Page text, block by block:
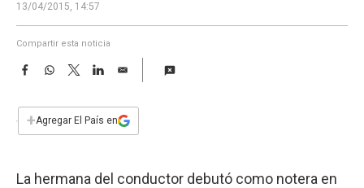
e
13/04/2015, 14:57
Compartir esta noticia
F
e
b
k
W
s
p
T
w
t
L
n
E
i
l
+Agregar El País en
La hermana del conductor debutó como notera en